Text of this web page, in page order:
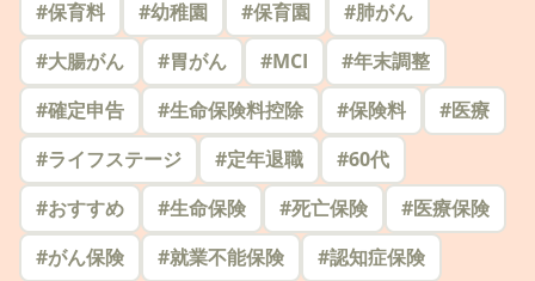
#保育料 #幼稚園 #保育園 #肺がん
#大腸がん #胃がん #MCI #年末調整
#確定申告 #生命保険料控除 #保険料 #医療
#ライフステージ #定年退職 #60代
#おすすめ #生命保険 #死亡保険 #医療保険
#がん保険 #就業不能保険 #認知症保険